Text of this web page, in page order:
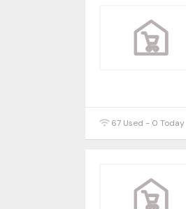
67 Used - 0 Today